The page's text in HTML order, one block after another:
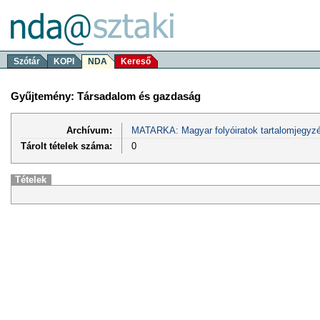
Szótár KOPI NDA Kereső
Gyűjtemény: Társadalom és gazdaság
Archívum:
MATARKA: Magyar folyóiratok
Tárolt tételek száma:
0
Tételek